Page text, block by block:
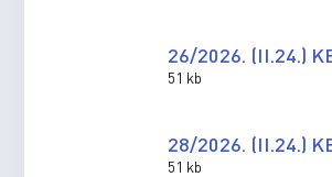
26/2026. (II.24.)
51 kb
28/2026. (II.24.)
51 kb